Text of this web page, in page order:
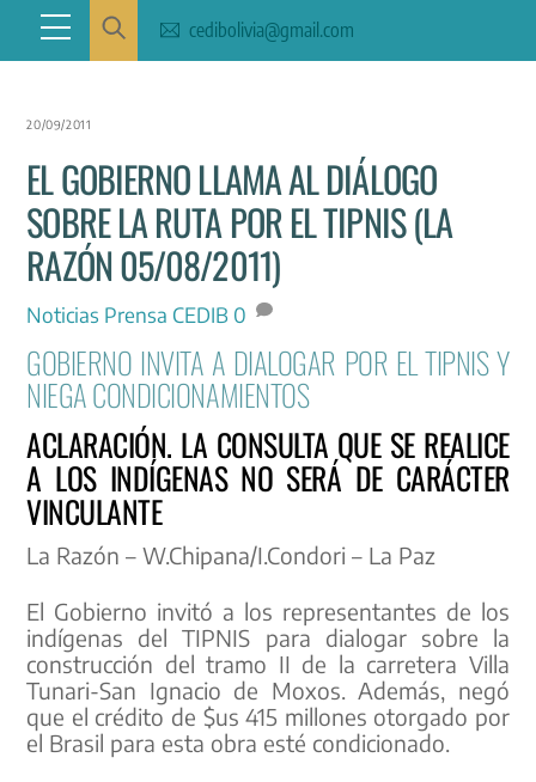
content
Menu cedibolivia@gmail.com
20/09/2011
EL GOBIERNO LLAMA AL DIÁLOGO
SOBRE LA RUTA POR EL TIPNIS (LA
RAZÓN 05/08/2011)
Noticias Prensa CEDIB 0
GOBIERNO INVITA A DIALOGAR POR EL TIPNIS Y
NIEGA CONDICIONAMIENTOS
ACLARACIÓN. LA CONSULTA QUE SE REALICE
A LOS INDÍGENAS NO SERÁ DE CARÁCTER
VINCULANTE
La Razón – W.Chipana/I.Condori – La Paz
El Gobierno invitó a los representantes de los
indígenas del TIPNIS para dialogar sobre la
construcción del tramo II de la carretera Villa
Tunari-San Ignacio de Moxos. Además, negó
que el crédito de $us 415 millones otorgado por
el Brasil para esta obra esté condicionado.